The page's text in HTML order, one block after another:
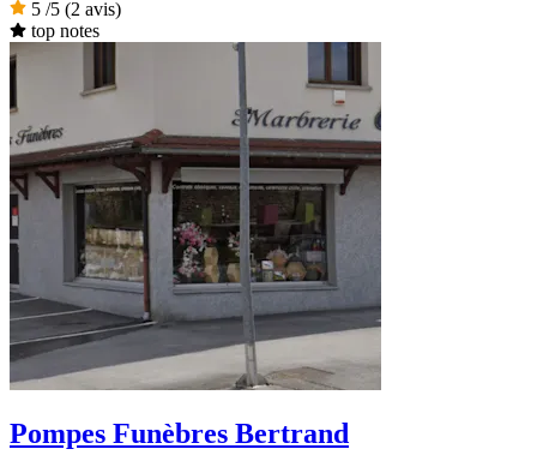
5 /5 (2 avis)
top notes
Pompes Funèbres Bertrand